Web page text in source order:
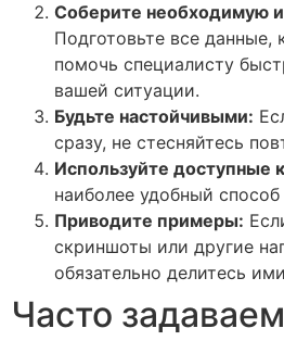
Соберите необходимую
Подготовьте все данные,
помочь специалисту
вашей ситуации.
Будьте настойчивыми:
сразу, не стесняйтесь
Используйте доступные
наиболее удобный способ
Приводите примеры:
скриншоты или другие
обязательно делитесь
Часто